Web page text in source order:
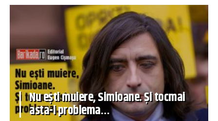
Nu ești muiere, Simioane. Și tocmai
asta-i problema…